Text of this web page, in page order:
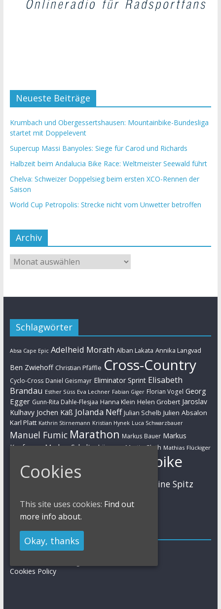
Neueste Beiträge
Krumbach und Obergessertshausen: Mountainbike-Bundesliga
startet mit Doppelevent
Supercup Massi Banyoles: Siege für Carod und Richards
Halbzeit beim Andalucia Bike Race: Weltmeister Seewald führt
Chelva: Schweizer Doppelsieg beim ersten XCO-Rennen der
Saison
World Cup Petropolis: Strecke nicht vom Unwetter betroffen
Archiv
Schlagwörter
Absa Cape Epic Adelheid Morath Alban Lakata Annika Langvad
Ben Zwiehoff Christian Pfäffle Cross-Country
Cyclo-Cross Daniel Geismayr Eliminator Sprint Elisabeth
Brandau Esther Süss Eva Lechner Fabian Giger Florian Vogel Georg
Egger Gunn-Rita Dahle-Flesjaa Hanna Klein Helen Grobert Jaroslav
Kulhavy Jochen Käß Jolanda Neff Julian Schelb Julien Absalon
Karl Platt Kathrin Stirnemann Kristian Hynek Luca Schwarzbauer
Manuel Fumic Marathon Markus Bauer Markus
Kaufmann Markus Schulte-Lünzum Martin Gluth Mathias Flückiger
Max Brandl Moritz Milatz
Mountainbike
MTB
Sabine Spitz
Impressum
Impressum / Kontakt
Cookies Policy
Cookies
This site uses cookies: Find out
more info about.
Okay, thanks